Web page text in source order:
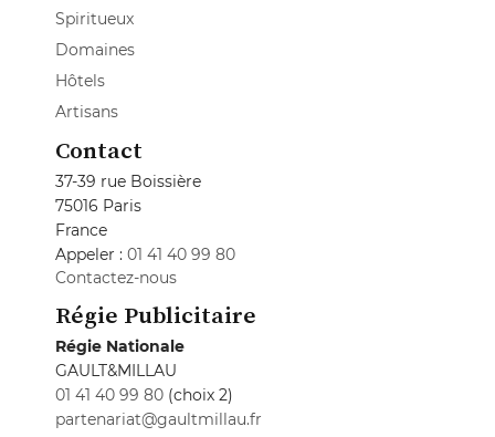
Spiritueux
Domaines
Hôtels
Artisans
Contact
37-39 rue Boissière
75016 Paris
France
Appeler : 01 41 40 99 80
Contactez-nous
Régie Publicitaire
Régie Nationale
GAULT&MILLAU
01 41 40 99 80 (choix 2)
partenariat@gaultmillau.fr